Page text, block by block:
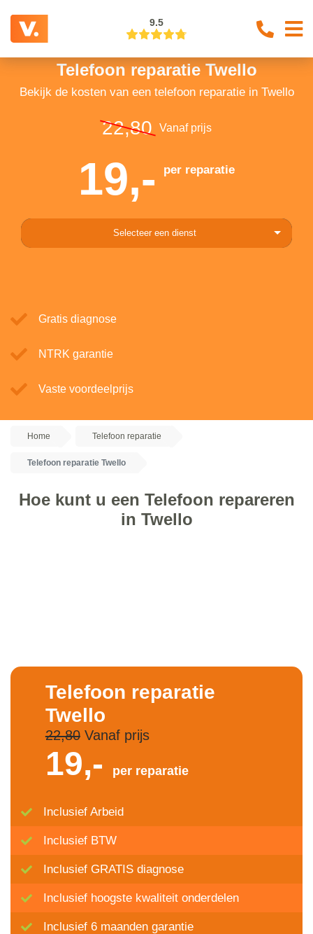
9.5
Telefoon reparatie Twello
Bekijk de kosten van een telefoon reparatie in Twello
22,80 Vanaf prijs
19,- per reparatie
Selecteer een dienst
Gratis diagnose
NTRK garantie
Vaste voordeelprijs
Home Telefoon reparatie
Telefoon reparatie Twello
Hoe kunt u een Telefoon repareren
in Twello
Telefoon reparatie
Twello
22,80Vanaf prijs
19,- per reparatie
Inclusief Arbeid
Inclusief BTW
Inclusief GRATIS diagnose
Inclusief hoogste kwaliteit onderdelen
Inclusief 6 maanden garantie